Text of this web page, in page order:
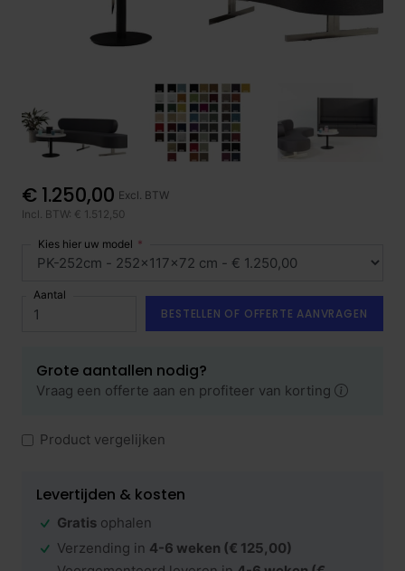
€ 1.250,00 Excl. BTW
Incl. BTW: € 1.512,50
Kies hier uw model
Aantal
BESTELLEN OF OFFERTE AANVRAGEN
Grote aantallen nodig?
Vraag een offerte aan en profiteer van korting
Product vergelijken
Levertijden & kosten
Gratis ophalen
Verzending in 4-6 weken (€ 125,00)